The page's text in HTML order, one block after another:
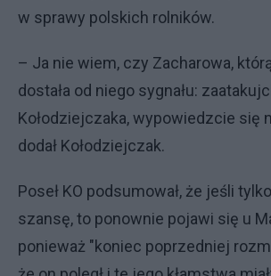
w sprawy polskich rolników.
– Ja nie wiem, czy Zacharowa,
dostała od niego sygnału:
Kołodziejczaka, wypowiedzcie się
dodał Kołodziejczak.
Poseł KO podsumował, że jeśli
szansę, to ponownie pojawi się u
ponieważ "koniec poprzedniej